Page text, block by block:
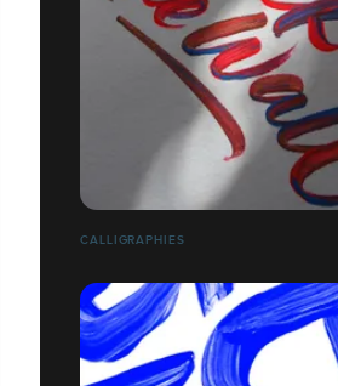
CALLIGRAPHIES